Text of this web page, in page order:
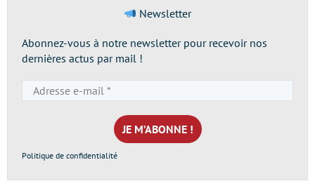
Newsletter
Abonnez-vous à notre newsletter pour recevoir nos
dernières actus par mail !
e-
mail
*
Politique de confidentialité